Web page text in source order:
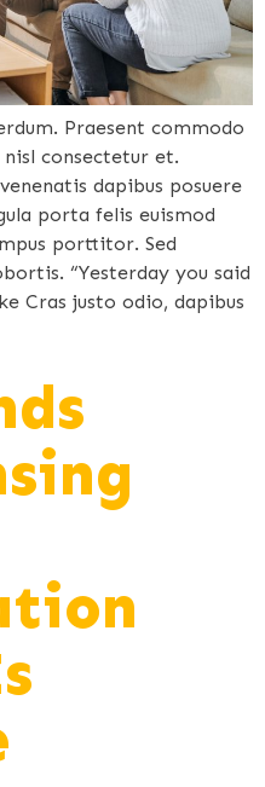
Praesent commodo
nisl consectetur et.
dapibus posuere
porta felis euismod
porttitor. Sed
“Yesterday you said
Cras justo odio, dapibus